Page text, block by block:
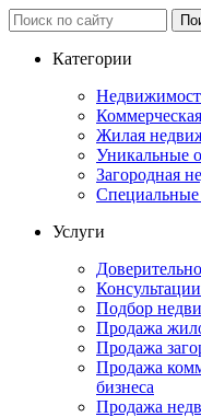
Категории
Жилая
Уникальные
Загородная
Услуги
Консультации
Подбор
Продажа
Продажа
Продажа
бизнеса
Продажа